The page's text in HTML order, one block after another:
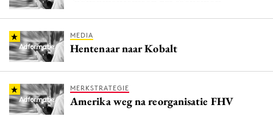
MEDIA
Hentenaar naar Kobalt
MERKSTRATEGIE
Amerika weg na reorganisatie FHV